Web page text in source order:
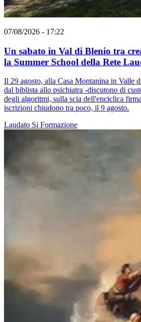
07/08/2026 - 17:22
Un sabato in Val di Blenio tra
la Summer School della Rete
Il 29 agosto, alla Casa Montanina in Valle
dal biblista allo psichiatra -discutono di
degli algoritmi, sulla scia dell'enciclica
iscrizioni chiudono tra poco, il 9 agosto.
Laudato Si Formazione